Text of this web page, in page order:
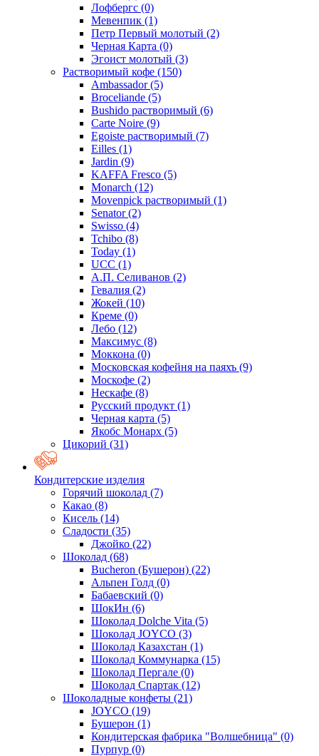
Лофбергс (0)
Мевенпик (1)
Петр Первый молотый (2)
Черная Карта (0)
Эгоист молотый (3)
Растворимый кофе (150)
Ambassador(5)
Broceliande (5)
Bushido растворимый (6)
Carte Noire (9)
Egoiste растворимый (7)
Eilles (1)
Jardin (9)
KAFFA Fresco (5)
Monarch (12)
Movenpick растворимый (1)
Senator(2)
Swisso (4)
Tchibo (8)
Today (1)
UCC (1)
А.П. Селиванов (2)
Гевалия (2)
Жокей (10)
Креме (0)
Лебо (12)
Максимус (8)
Моккона (0)
Московская кофейня на паяхъ (9)
Москофе (2)
Нескафе (8)
Русский продукт (1)
Черная карта (5)
Якобс Монарх (5)
Цикорий (31)
Кондитерские изделия
Горячий шоколад (7)
Какао (8)
Кисель (14)
Сладости (35)
Джойко (22)
Шоколад (68)
Bucheron (Бушерон) (22)
Альпен Голд (0)
Бабаевский (0)
ШокИн (6)
Шоколад Dolche Vita (5)
Шоколад JOYCO (3)
Шоколад Казахстан (1)
Шоколад Коммунарка (15)
Шоколад Пергале (0)
Шоколад Спартак (12)
Шоколадные конфеты (21)
JOYCO (19)
Бушерон (1)
Кондитерская фабрика "Волшебница" (0)
Пурпур (0)